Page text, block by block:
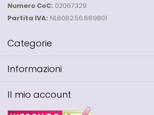
Numero CoC: 02067329
Partita IVA: NL8082.56.889B01
Categorie
Informazioni
Il mio account